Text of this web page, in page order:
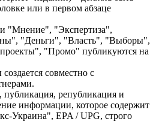
или в первом абзаце
"Мнение", "Экспертиза",
"Деньги", "Власть", "Выборы",
"Промо" публикуются на
совместно с
републикация и
информации, которое содержит
Украина", EPA / UPG, строго